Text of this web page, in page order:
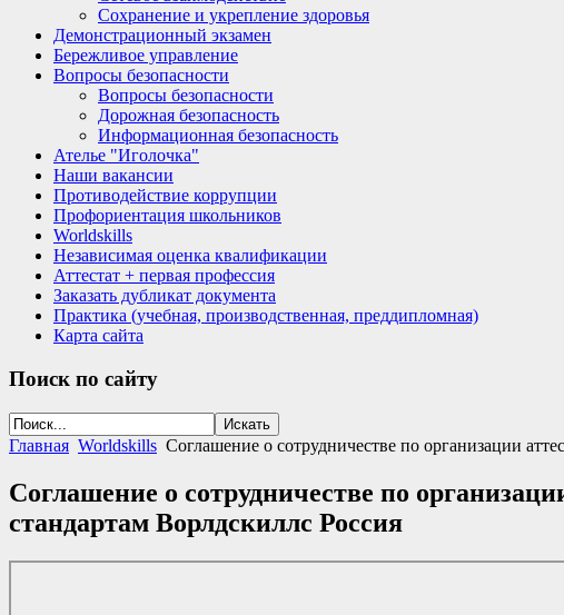
Сохранение и укрепление здоровья
Демонстрационный экзамен
Бережливое управление
Вопросы безопасности
Вопросы безопасности
Дорожная безопасность
Информационная безопасность
Ателье "Иголочка"
Наши вакансии
Противодействие коррупции
Профориентация школьников
Worldskills
Независимая оценка квалификации
Аттестат + первая профессия
Заказать дубликат документа
Практика (учебная, производственная, преддипломная)
Карта сайта
Поиск по сайту
Главная Worldskills Соглашение о сотрудничестве по организации
Соглашение о сотрудничестве по
стандартам Ворлдскиллс Россия